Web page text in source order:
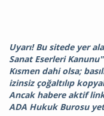
Uyarı! Bu sitede yer
Sanat Eserleri
Kısmen dahi olsa;
izinsiz çoğaltılıp
Ancak habere aktif
ADA Hukuk Burosu